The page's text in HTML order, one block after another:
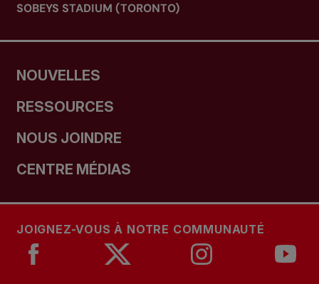
SOBEYS STADIUM (TORONTO)
NOUVELLES
RESSOURCES
NOUS JOINDRE
CENTRE MÉDIAS
JOIGNEZ-VOUS À NOTRE COMMUNAUTÉ